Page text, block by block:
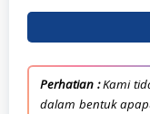
Perhatian :Kami
dalam bentuk